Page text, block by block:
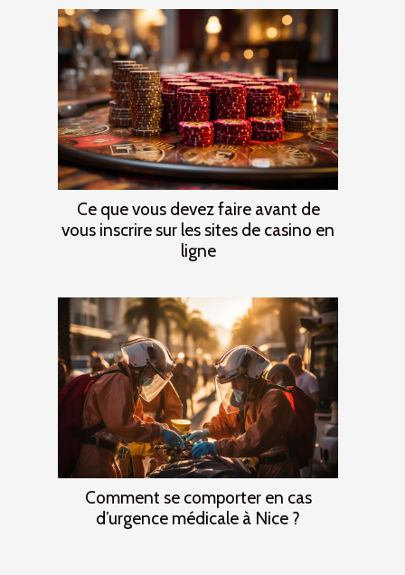
Ce que vous devez faire avant de
vous inscrire sur les sites de casino en
ligne
Comment se comporter en cas
d’urgence médicale à Nice ?